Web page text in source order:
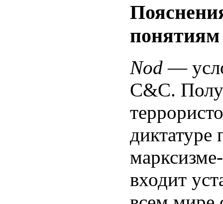
Nod —
C&C.
диктатуре
входит